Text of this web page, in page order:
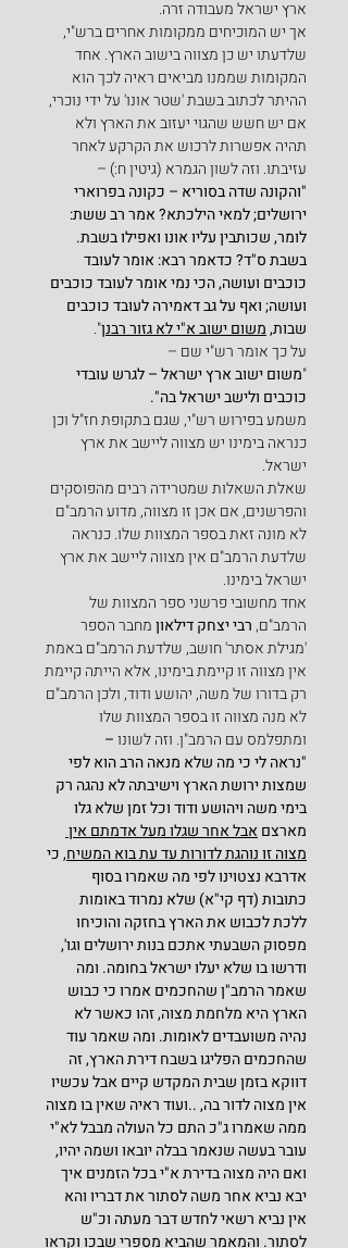
ארץ ישראל מעבודה זרה.
אך יש המוכיחים ממקומות אחרים ברש"י,
שלדעתו יש כן מצווה בישוב הארץ. אחד
המקומות שממנו מביאים ראיה לכך הוא
ההיתר לכתוב בשבת 'שטר אונו' על ידי נוכרי,
אם יש חשש שהגוי יעזוב את הארץ ולא
תהיה אפשרות לרכוש את הקרקע לאחר
עזיבתו. וזה לשון הגמרא (גיטין ח:) –
"והקונה שדה בסוריא – כקונה בפרוארי
ירושלים; למאי הילכתא? אמר רב ששת:
לומר, שכותבין עליו אונו ואפילו בשבת.
בשבת ס"ד? כדאמר רבא: אומר לעובד
כוכבים ועושה, הכי נמי אומר לעובד כוכבים
ועושה; ואף על גב דאמירה לעובד כוכבים
שבות, משום ישוב א"י לא גזור רבנן".
על כך אומר רש"י שם –
"משום ישוב ארץ ישראל – לגרש עובדי
כוכבים ולישב ישראל בה".
משמע בפירוש רש"י, שגם בתקופת חז"ל וכן
כנראה בימינו יש מצווה ליישב את ארץ
ישראל.
שאלת השאלות שמטרידה רבים מהפוסקים
והפרשנים, אם אכן זו מצווה, מדוע הרמב"ם
לא מונה זאת בספר המצוות שלו. כנראה
שלדעת הרמב"ם אין מצווה ליישב את ארץ
ישראל בימינו.
אחד מחשובי פרשני ספר המצוות של
הרמב"ם, רבי יצחק דילאון מחבר הספר
'מגילת אסתר' חושב, שלדעת הרמב"ם באמת
אין מצווה זו קיימת בימינו, אלא הייתה קיימת
רק בדורו של משה, יהושע ודוד, ולכן הרמב"ם
לא מנה מצווה זו בספר המצוות שלו
ומתפלמס עם הרמב"ן. וזה לשונו –
"נראה לי כי מה שלא מנאה הרב הוא לפי
שמצות ירושת הארץ וישיבתה לא נהגה רק
בימי משה ויהושע ודוד וכל זמן שלא גלו
מארצם אבל אחר שגלו מעל אדמתם אין
מצוה זו נוהגת לדורות עד עת בוא המשיח, כי
אדרבא נצטוינו לפי מה שאמרו בסוף
כתובות (דף קי"א) שלא נמרוד באומות
ללכת לכבוש את הארץ בחזקה והוכיחו
מפסוק השבעתי אתכם בנות ירושלים וגו',
ודרשו בו שלא יעלו ישראל בחומה. ומה
שאמר הרמב"ן שהחכמים אמרו כי כבוש
הארץ היא מלחמת מצוה, זהו כאשר לא
נהיה משועבדים לאומות. ומה שאמר עוד
שהחכמים הפליגו בשבח דירת הארץ, זה
דווקא בזמן שבית המקדש קיים אבל עכשיו
אין מצוה לדור בה, ..ועוד ראיה שאין בו מצוה
ממה שאמרו ג"כ התם כל העולה מבבל לא"י
עובר בעשה שנאמר בבלה יובאו ושמה יהיו,
ואם היה מצוה בדירת א"י בכל הזמנים איך
יבא נביא אחר משה לסתור את דבריו והא
אין נביא רשאי לחדש דבר מעתה וכ"ש
לסתור. והמאמר שהביא מספרי שבכו וקראו